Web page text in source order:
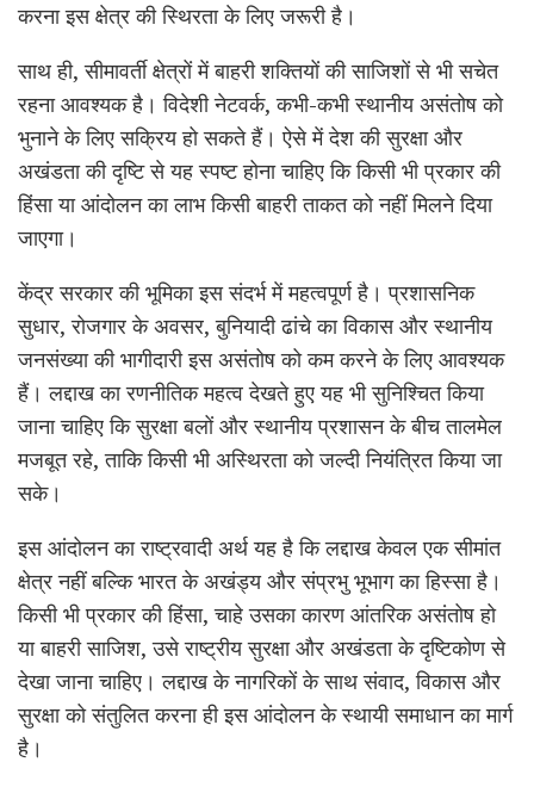
करना इस क्षेत्र की स्थिरता के लिए जरूरी है।
साथ ही, सीमावर्ती क्षेत्रों में बाहरी शक्तियों की साजिशों से भी सचेत
रहना आवश्यक है। विदेशी नेटवर्क, कभी-कभी स्थानीय असंतोष को
भुनाने के लिए सक्रिय हो सकते हैं। ऐसे में देश की सुरक्षा और
अखंडता की दृष्टि से यह स्पष्ट होना चाहिए कि किसी भी प्रकार की
हिंसा या आंदोलन का लाभ किसी बाहरी ताकत को नहीं मिलने दिया
जाएगा।
केंद्र सरकार की भूमिका इस संदर्भ में महत्वपूर्ण है। प्रशासनिक
सुधार, रोजगार के अवसर, बुनियादी ढांचे का विकास और स्थानीय
जनसंख्या की भागीदारी इस असंतोष को कम करने के लिए आवश्यक
हैं। लद्दाख का रणनीतिक महत्व देखते हुए यह भी सुनिश्चित किया
जाना चाहिए कि सुरक्षा बलों और स्थानीय प्रशासन के बीच तालमेल
मजबूत रहे, ताकि किसी भी अस्थिरता को जल्दी नियंत्रित किया जा
सके।
इस आंदोलन का राष्ट्रवादी अर्थ यह है कि लद्दाख केवल एक सीमांत
क्षेत्र नहीं बल्कि भारत के अखंड्य और संप्रभु भूभाग का हिस्सा है।
किसी भी प्रकार की हिंसा, चाहे उसका कारण आंतरिक असंतोष हो
या बाहरी साजिश, उसे राष्ट्रीय सुरक्षा और अखंडता के दृष्टिकोण से
देखा जाना चाहिए। लद्दाख के नागरिकों के साथ संवाद, विकास और
सुरक्षा को संतुलित करना ही इस आंदोलन के स्थायी समाधान का मार्ग
है।